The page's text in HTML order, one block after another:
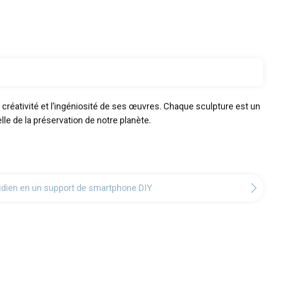
et l’ingéniosité de ses œuvres. Chaque sculpture est un
de la préservation de notre planète.
en un support de smartphone DIY